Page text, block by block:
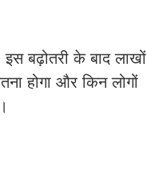
बढ़ोतरी के बाद लाखों
होगा और किन लोगों